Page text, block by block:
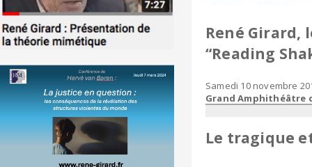
René Girard,
​“Reading
Samedi 10 novembre
Grand Amphithéâtre
Le tragique